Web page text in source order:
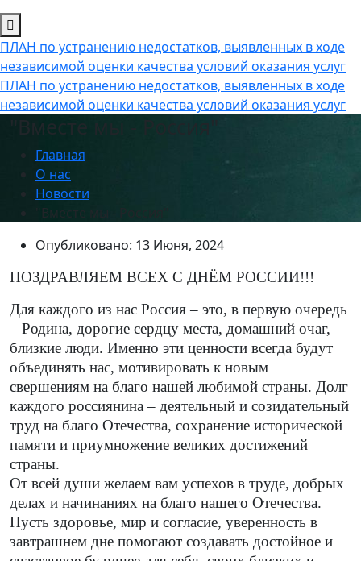
ПЛАН по устранению недостатков, выявленных в ходе
независимой оценки качества условий оказания услуг
ПЛАН по устранению недостатков, выявленных в ходе
независимой оценки качества условий оказания услуг
"Вместе мы - Россия"
Главная
О нас
Новости
"Вместе мы - Россия"
Опубликовано: 13 Июня, 2024
ПОЗДРАВЛЯЕМ ВСЕХ С ДНЁМ РОССИИ!!!
Для каждого из нас Россия – это, в первую очередь
– Родина, дорогие сердцу места, домашний очаг,
близкие люди. Именно эти ценности всегда будут
объединять нас, мотивировать к новым
свершениям на благо нашей любимой страны. Долг
каждого россиянина – деятельный и созидательный
труд на благо Отечества, сохранение исторической
памяти и приумножение великих достижений
страны.
От всей души желаем вам успехов в труде, добрых
делах и начинаниях на благо нашего Отечества.
Пусть здоровье, мир и согласие, уверенность в
завтрашнем дне помогают создавать достойное и